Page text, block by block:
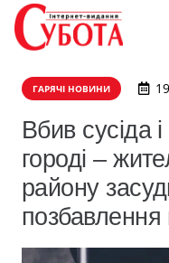
ГАРЯЧІ НОВИНИ
Вбив сусіда
городі –
району
позбавлення